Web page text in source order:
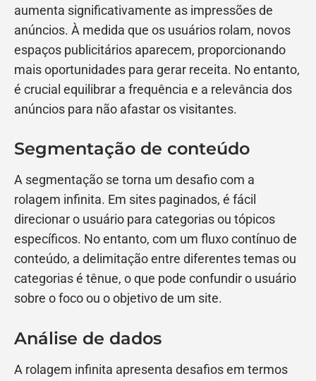
aumenta significativamente as impressões de
anúncios. À medida que os usuários rolam, novos
espaços publicitários aparecem, proporcionando
mais oportunidades para gerar receita. No entanto,
é crucial equilibrar a frequência e a relevância dos
anúncios para não afastar os visitantes.
Segmentação de conteúdo
A segmentação se torna um desafio com a
rolagem infinita. Em sites paginados, é fácil
direcionar o usuário para categorias ou tópicos
específicos. No entanto, com um fluxo contínuo de
conteúdo, a delimitação entre diferentes temas ou
categorias é tênue, o que pode confundir o usuário
sobre o foco ou o objetivo de um site.
Análise de dados
A rolagem infinita apresenta desafios em termos